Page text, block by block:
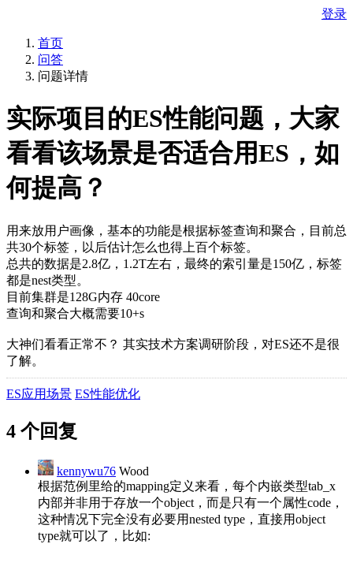
登录
首页
问答
问题详情
实际项目的ES性能问题，大家
看看该场景是否适合用ES，如
何提高？
用来放用户画像，基本的功能是根据标签查询和聚合，目前总
共30个标签，以后估计怎么也得上百个标签。
总共的数据是2.8亿，1.2T左右，最终的索引量是150亿，标签
都是nest类型。
目前集群是128G内存 40core
查询和聚合大概需要10+s
大神们看看正常不？ 其实技术方案调研阶段，对ES还不是很
了解。
ES应用场景 ES性能优化
4 个回复
kennywu76 Wood
根据范例里给的mapping定义来看，每个内嵌类型tab_x
内部并非用于存放一个object，而是只有一个属性code，
这种情况下完全没有必要用nested type，直接用object
type就可以了，比如: